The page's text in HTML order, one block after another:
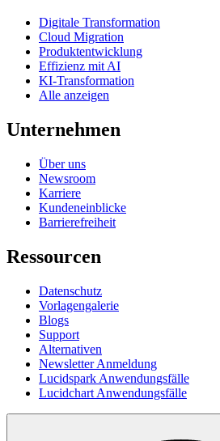
Digitale Transformation
Cloud Migration
Produktentwicklung
Effizienz mit AI
KI-Transformation
Alle anzeigen
Unternehmen
Über uns
Newsroom
Karriere
Kundeneinblicke
Barrierefreiheit
Ressourcen
Datenschutz
Vorlagengalerie
Blogs
Support
Alternativen
Newsletter Anmeldung
Lucidspark Anwendungsfälle
Lucidchart Anwendungsfälle